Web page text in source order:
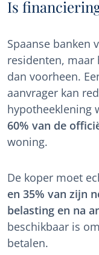
Is
Spaanse banken
residenten, maar
dan voorheen.
aanvrager kan
hypotheeklening
60% van de
woning.
De koper moet
en 35% van zijn
belasting en na
beschikbaar is
betalen.